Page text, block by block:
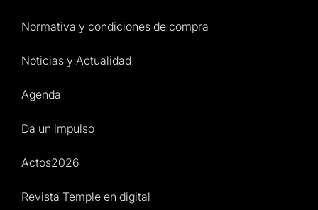
Normativa y condiciones de compra
Noticias y Actualidad
Agenda
Da un impulso
Actos2026
Revista Temple en digital